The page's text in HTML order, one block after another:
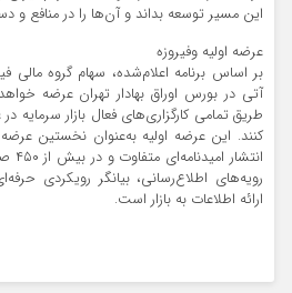
این مسیر توسعه بداند و آن‌ها را در منافع و
عرضه اولیه وفیروزه
بر اساس برنامه اعلام‌شده، سهام گروه مالی
آتی در بورس اوراق بهادار تهران عرضه
طریق تمامی کارگزاری‌های فعال بازار
رویه‌های اطلاع‌رسانی، بیانگر رویکردی
ارائه اطلاعات به بازار است.